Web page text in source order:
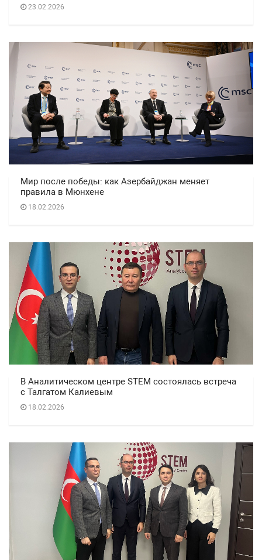
23.02.2026
Мир после победы: как Азербайджан меняет
правила в Мюнхене
18.02.2026
В Аналитическом центре STEM состоялась встреча
с Талгатом Калиевым
18.02.2026